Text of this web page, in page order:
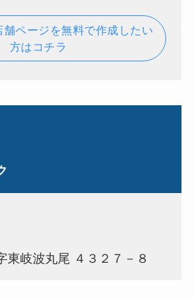
舗ページを無料で作成したい
方はコチラ
東岐波丸尾 ４３２７－８